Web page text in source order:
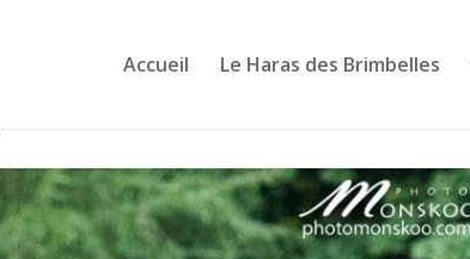
Accueil Le Haras des Brimbelles